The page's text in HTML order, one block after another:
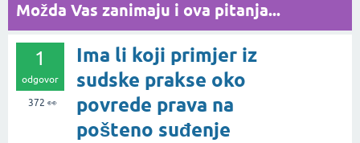
Možda Vas zanimaju i ova pitanja...
1
odgovor
372 👀
Ima li koji primjer iz
sudske prakse oko
povrede prava na
pošteno suđenje